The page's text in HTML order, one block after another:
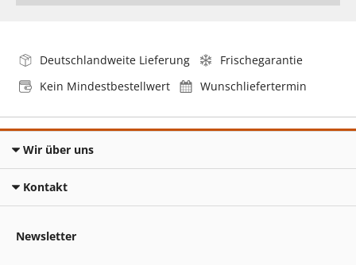
Deutschlandweite Lieferung
Frischegarantie
Kein Mindestbestellwert
Wunschliefertermin
Wir über uns
Kontakt
Newsletter